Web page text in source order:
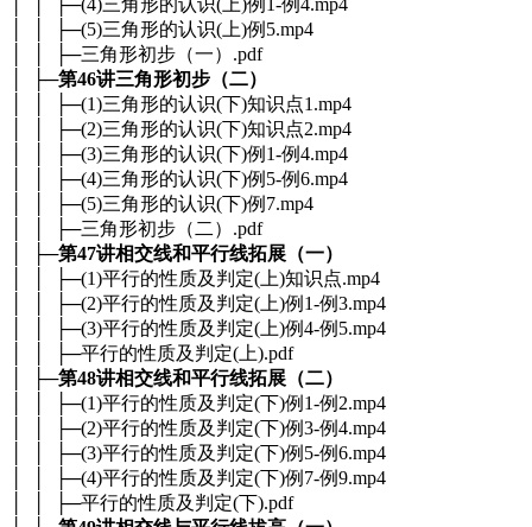
│ │ ├─(4)三角形的认识(上)例1-例4.mp4
│ │ ├─(5)三角形的认识(上)例5.mp4
│ │ ├─三角形初步（一）.pdf
│ ├─第46讲三角形初步（二）
│ │ ├─(1)三角形的认识(下)知识点1.mp4
│ │ ├─(2)三角形的认识(下)知识点2.mp4
│ │ ├─(3)三角形的认识(下)例1-例4.mp4
│ │ ├─(4)三角形的认识(下)例5-例6.mp4
│ │ ├─(5)三角形的认识(下)例7.mp4
│ │ ├─三角形初步（二）.pdf
│ ├─第47讲相交线和平行线拓展（一）
│ │ ├─(1)平行的性质及判定(上)知识点.mp4
│ │ ├─(2)平行的性质及判定(上)例1-例3.mp4
│ │ ├─(3)平行的性质及判定(上)例4-例5.mp4
│ │ ├─平行的性质及判定(上).pdf
│ ├─第48讲相交线和平行线拓展（二）
│ │ ├─(1)平行的性质及判定(下)例1-例2.mp4
│ │ ├─(2)平行的性质及判定(下)例3-例4.mp4
│ │ ├─(3)平行的性质及判定(下)例5-例6.mp4
│ │ ├─(4)平行的性质及判定(下)例7-例9.mp4
│ │ ├─平行的性质及判定(下).pdf